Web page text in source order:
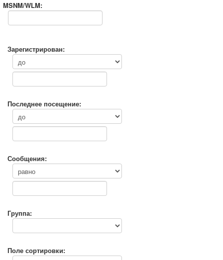
MSNM/WLM:
Зарегистрирован:
Последнее посещение:
Сообщения:
Группа:
Поле сортировки: